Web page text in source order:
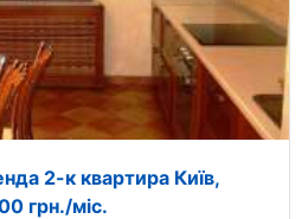
2-к квартира Київ,
грн./міс.